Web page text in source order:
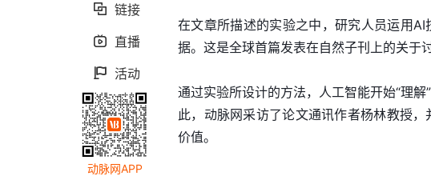
 链接
 直播
 活动
动脉网APP
在文章所描述的实验之中，研究人员运用
据。这是全球首篇发表在自然子刊上的关于
通过实验所设计的方法，人工智能开始“理
此，动脉网采访了论文通讯作者杨林教授
价值。